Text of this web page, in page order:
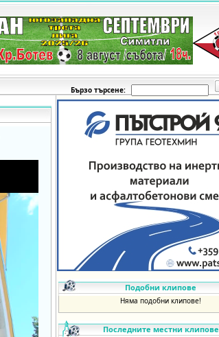
Бързо търсене:
Подобни клипове
Няма подобни клипове!
Последните местни клипове